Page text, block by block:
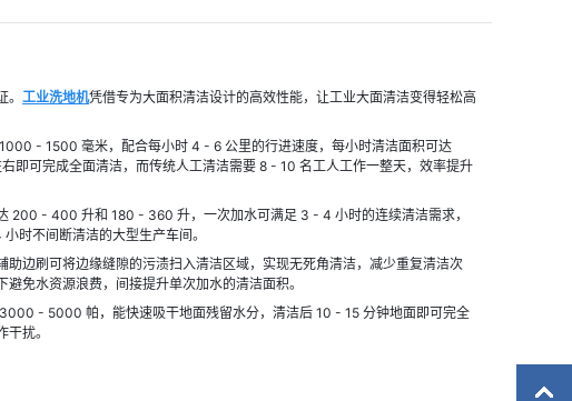
工业洗地机凭借专为大面积清洁设计的高效性能，让工业大面清洁变得轻松高
- 1500 毫米，配合每小时 4 - 6 公里的行进速度，每小时清洁面积可达
可完成全面清洁，而传统人工清洁需要 8 - 10 名工人工作一整天，效率提升
200 - 400 升和 180 - 360 升，一次加水可满足 3 - 4 小时的连续清洁需求，
时不间断清洁的大型生产车间。
边刷可将边缘缝隙的污渍扫入清洁区域，实现无死角清洁，减少重复清洁次
免水资源浪费，间接提升单次加水的清洁面积。
- 5000 帕，能快速吸干地面残留水分，清洁后 10 - 15 分钟地面即可完全
扰。